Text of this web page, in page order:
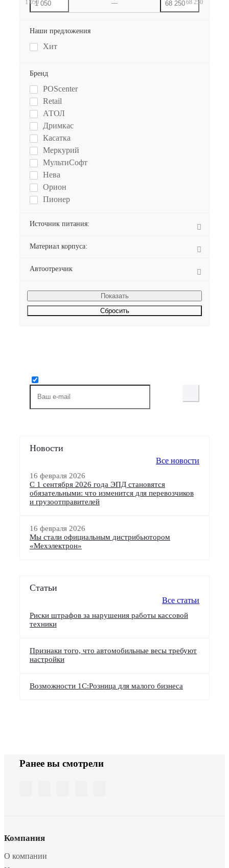
1 050 68 250
Наши предложения
Хит
Бренд
POScenter
Retail
АТОЛ
Дримкас
Касатка
Меркурий
МультиСофт
Нева
Орион
Пионер
Счетмаш
Эвотор
Источник питания:
Материал корпуса:
Автоотрезчик
Сбросить
Новости
Все новости
16 февраля 2026
С 1 сентября 2026 года ЭПД становятся
обязательными: что изменится для перевозчиков
и грузоотправителей
16 февраля 2026
Мы стали официальным дистрибьютором
«Мехэлектрон»
Статьи
Все статьи
Риски штрафов за нарушения работы кассовой
техники
Признаки того, что автомобильные весы требуют
настройки
Возможности 1С:Розница для малого бизнеса
Ранее вы смотрели
Компания
О компании